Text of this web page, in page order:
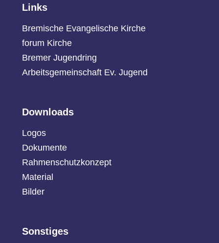
Links
Bremische Evangelische Kirche
forum Kirche
Bremer Jugendring
Arbeitsgemeinschaft Ev. Jugend
Downloads
Logos
Dokumente
Rahmenschutzkonzept
Material
Bilder
Sonstiges